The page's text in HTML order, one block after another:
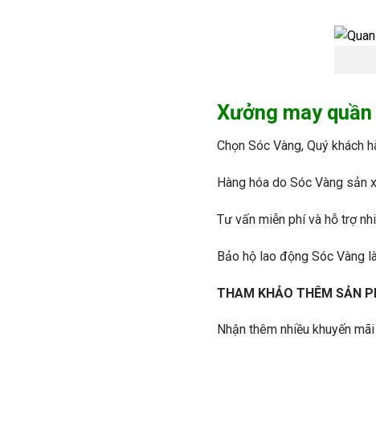
Xưởng may
Chọn Sóc Vàng, Quý khách
Hàng hóa do Sóc Vàng sản
Tư vấn miễn phí và hỗ trợ
Bảo hộ lao động Sóc Vàng
THAM KHẢO THÊM SẢN
Nhận thêm nhiều khuyến